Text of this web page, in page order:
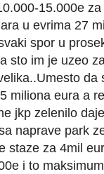
15.000e
u evrima 27
spor u
sto im je uzeo
miliona eura a
jkp zelenilo
naprave park
staze za 4mil
i to